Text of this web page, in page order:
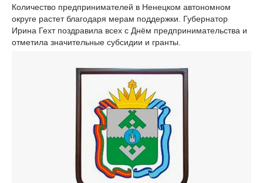
Количество предпринимателей в Ненецком автономном
округе растет благодаря мерам поддержки. Губернатор
Ирина Гехт поздравила всех с Днём предпринимательства и
отметила значительные субсидии и гранты.